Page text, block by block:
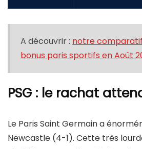
A découvrir : notre
bonus paris sportifs enAoût
PSG : le rachat
Le Paris Saint Germain a
Newcastle (4-1). Cette très